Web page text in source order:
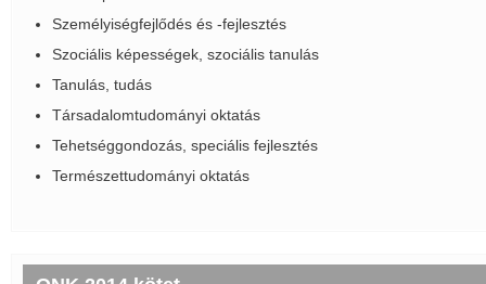
Személyiségfejlődés és -fejlesztés
Szociális képességek, szociális tanulás
Tanulás, tudás
Társadalomtudományi oktatás
Tehetséggondozás, speciális fejlesztés
Természettudományi oktatás